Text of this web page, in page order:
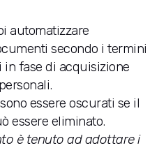
automatizzare
secondo i termini
fase di acquisizione
essere oscurati se il
essere eliminato.
è tenuto ad adottare i